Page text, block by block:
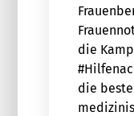
die
die